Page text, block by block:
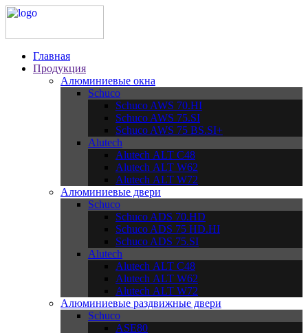
Главная
Продукция
Алюминиевые окна
Schuco
Schuco AWS 70.HI
Schuco AWS 75.SI
Schuco AWS 75 BS.SI+
Alutech
Alutech АLT C48
Alutech АLT W62
Alutech АLT W72
Алюминиевые двери
Schuco
Schuco ADS 70.HD
Schuco ADS 75 HD.HI
Schuco ADS 75.SI
Alutech
Alutech АLT C48
Alutech АLT W62
Alutech АLT W72
Алюминиевые раздвижные двери
Schuco
ASE80